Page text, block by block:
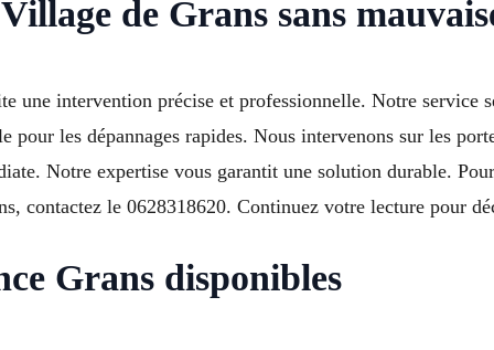
de Grans sans
une intervention précise et professionnelle. Notre service
les dépannages rapides. Nous intervenons sur les
Notre expertise vous garantit une solution durable.
contactez le 0628318620. Continuez votre lecture pour
Grans disponibles